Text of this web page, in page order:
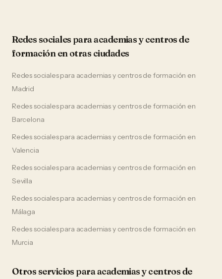
Redes sociales paraacademias y centros de
formaciónen otras ciudades
Redes socialespara academias y centros de formación en
Madrid
Redes socialespara academias y centros de formación en
Barcelona
Redes socialespara academias y centros de formación en
Valencia
Redes socialespara academias y centros de formación en
Sevilla
Redes socialespara academias y centros de formación en
Málaga
Redes socialespara academias y centros de formación en
Murcia
Otros servicios paraacademias y centros de